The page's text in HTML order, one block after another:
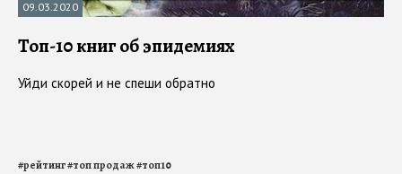
09.03.2020
Топ-10 книг об эпидемиях
Уйди скорей и не спеши обратно
#рейтинг#топ продаж#топ10